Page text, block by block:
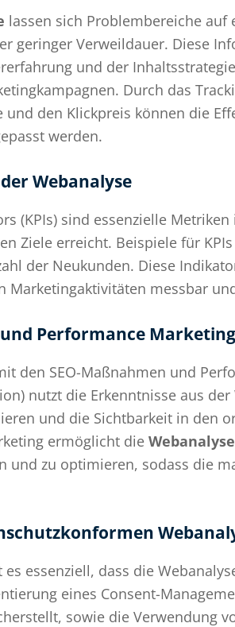
lassen sich Problembereiche
geringer Verweildauer. Diese
und der
Durch das
und den Klickpreis können die
werden.
Webanalyse
(KPIs) sind essenzielle
Ziele erreicht. Beispiele für
der Neukunden. Diese
Marketingaktivitäten messbar
Performance
den SEO-Maßnahmen und
nutzt die Erkenntnisse aus
und die Sichtbarkeit in den
ermöglicht die Webanalyse
und zu optimieren, sodass die
es essenziell, dass die
eines Consent-
sowie die Verwendung